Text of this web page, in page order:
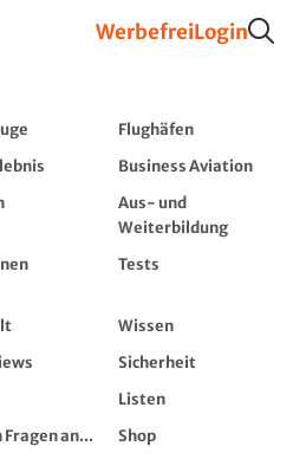
WerbefreiLogin
Flughäfen
Business Aviation
Aus- und
Weiterbildung
Tests
Wissen
Sicherheit
Listen
Fragen an...
Shop